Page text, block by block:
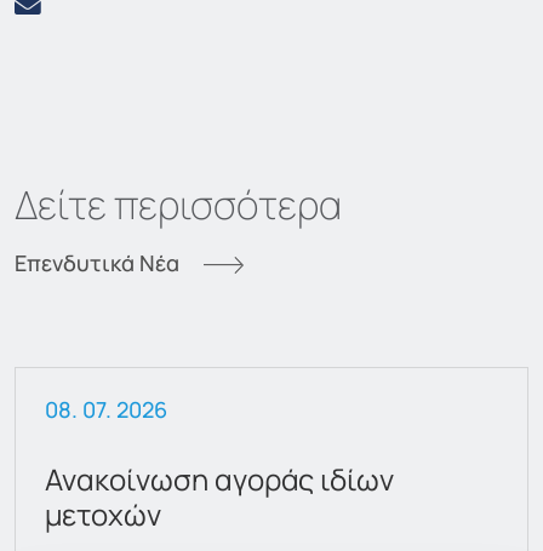
Δείτε περισσότερα
Επενδυτικά Νέα
08. 07. 2026
Ανακοίνωση αγοράς ιδίων
μετοχών